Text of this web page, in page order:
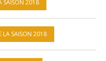
SAISON 2018
LA SAISON 2018